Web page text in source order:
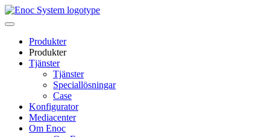
Skip
to
Produkter
Produkter
Tjänster
Tjänster
Speciallösningar
Case
Konfigurator
Mediacenter
Om Enoc